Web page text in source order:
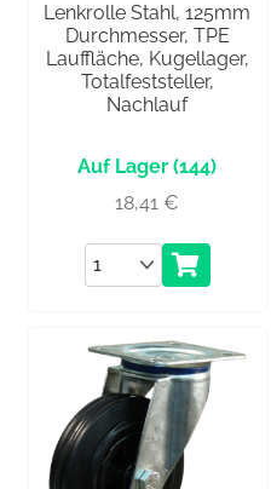
Lenkrolle Stahl, 125mm
Durchmesser, TPE
Lauffläche, Kugellager,
Totalfeststeller,
Nachlauf
(144)
18,41€
Anzahl